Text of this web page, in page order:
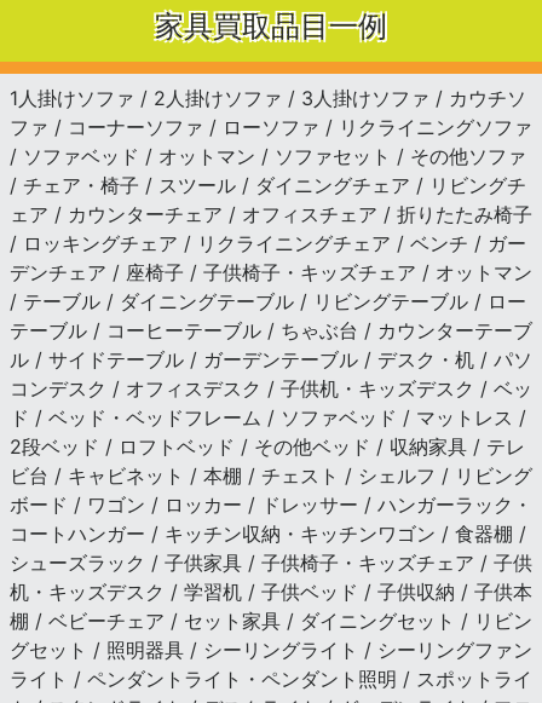
家具買取品目一例
1人掛けソファ / 2人掛けソファ / 3人掛けソファ / カウチソ
ファ / コーナーソファ / ローソファ / リクライニングソファ
/ ソファベッド / オットマン / ソファセット / その他ソファ
/ チェア・椅子 / スツール / ダイニングチェア / リビングチ
ェア / カウンターチェア / オフィスチェア / 折りたたみ椅子
/ ロッキングチェア / リクライニングチェア / ベンチ / ガー
デンチェア / 座椅子 / 子供椅子・キッズチェア / オットマン
/ テーブル / ダイニングテーブル / リビングテーブル / ロー
テーブル / コーヒーテーブル / ちゃぶ台 / カウンターテーブ
ル / サイドテーブル / ガーデンテーブル / デスク・机 / パソ
コンデスク / オフィスデスク / 子供机・キッズデスク / ベッ
ド / ベッド・ベッドフレーム / ソファベッド / マットレス /
2段ベッド / ロフトベッド / その他ベッド / 収納家具 / テレ
ビ台 / キャビネット / 本棚 / チェスト / シェルフ / リビング
ボード / ワゴン / ロッカー / ドレッサー / ハンガーラック・
コートハンガー / キッチン収納・キッチンワゴン / 食器棚 /
シューズラック / 子供家具 / 子供椅子・キッズチェア / 子供
机・キッズデスク / 学習机 / 子供ベッド / 子供収納 / 子供本
棚 / ベビーチェア / セット家具 / ダイニングセット / リビン
グセット / 照明器具 / シーリングライト / シーリングファン
ライト / ペンダントライト・ペンダント照明 / スポットライ